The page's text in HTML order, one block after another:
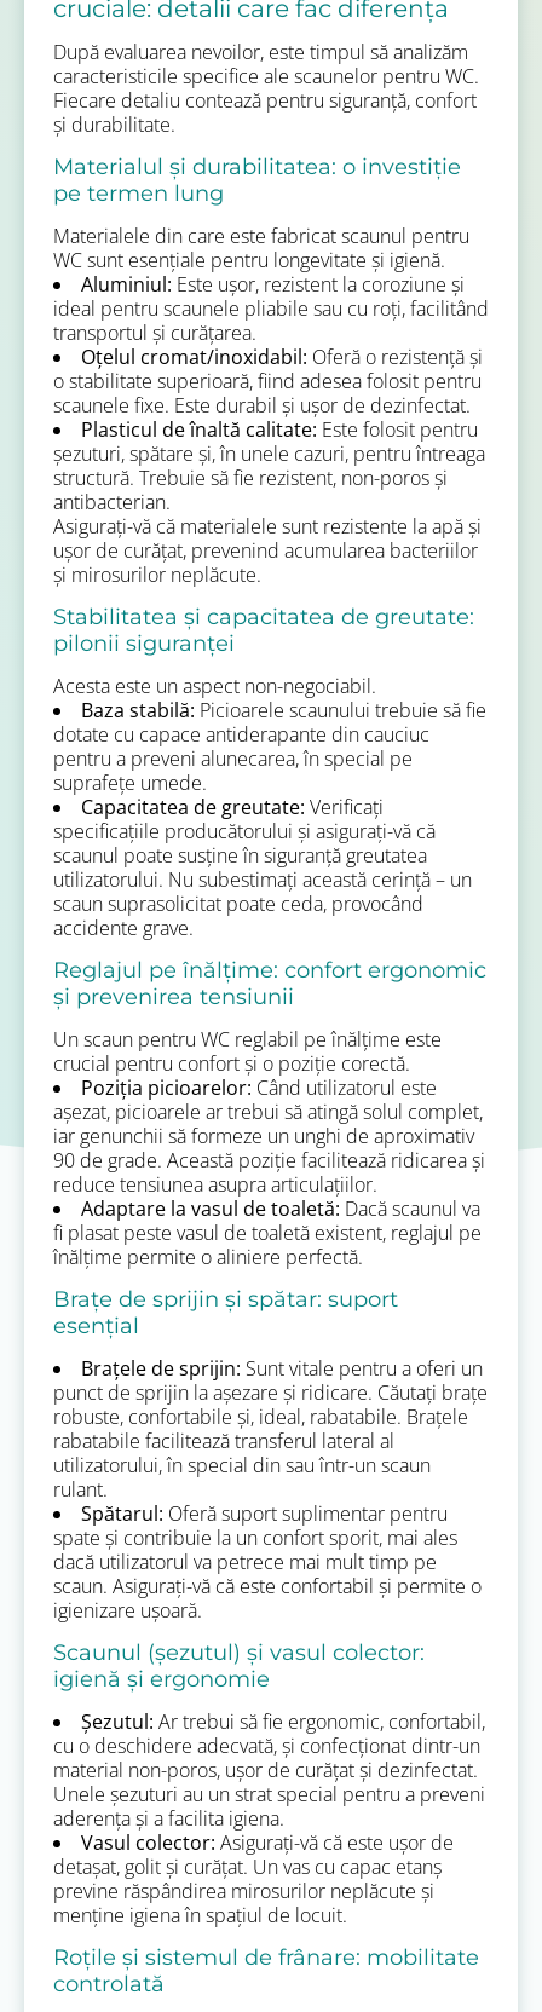
cruciale: detalii care fac diferența
După evaluarea nevoilor, este timpul să analizăm
caracteristicile specifice ale scaunelor pentru WC.
Fiecare detaliu contează pentru siguranță, confort
și durabilitate.
Materialul și durabilitatea: o investiție
pe termen lung
Materialele din care este fabricat scaunul pentru
WC sunt esențiale pentru longevitate și igienă.
Aluminiul: Este ușor, rezistent la coroziune și
ideal pentru scaunele pliabile sau cu roți, facilitând
transportul și curățarea.
Oțelul cromat/inoxidabil: Oferă o rezistență și
o stabilitate superioară, fiind adesea folosit pentru
scaunele fixe. Este durabil și ușor de dezinfectat.
Plasticul de înaltă calitate: Este folosit pentru
șezuturi, spătare și, în unele cazuri, pentru întreaga
structură. Trebuie să fie rezistent, non-poros și
antibacterian.
Asigurați-vă că materialele sunt rezistente la apă și
ușor de curățat, prevenind acumularea bacteriilor
și mirosurilor neplăcute.
Stabilitatea și capacitatea de greutate:
pilonii siguranței
Acesta este un aspect non-negociabil.
Baza stabilă: Picioarele scaunului trebuie să fie
dotate cu capace antiderapante din cauciuc
pentru a preveni alunecarea, în special pe
suprafețe umede.
Capacitatea de greutate: Verificați
specificațiile producătorului și asigurați-vă că
scaunul poate susține în siguranță greutatea
utilizatorului. Nu subestimați această cerință – un
scaun suprasolicitat poate ceda, provocând
accidente grave.
Reglajul pe înălțime: confort ergonomic
și prevenirea tensiunii
Un scaun pentru WC reglabil pe înălțime este
crucial pentru confort și o poziție corectă.
Poziția picioarelor: Când utilizatorul este
așezat, picioarele ar trebui să atingă solul complet,
iar genunchii să formeze un unghi de aproximativ
90 de grade. Această poziție facilitează ridicarea și
reduce tensiunea asupra articulațiilor.
Adaptare la vasul de toaletă: Dacă scaunul va
fi plasat peste vasul de toaletă existent, reglajul pe
înălțime permite o aliniere perfectă.
Brațe de sprijin și spătar: suport
esențial
Brațele de sprijin: Sunt vitale pentru a oferi un
punct de sprijin la așezare și ridicare. Căutați brațe
robuste, confortabile și, ideal, rabatabile. Brațele
rabatabile facilitează transferul lateral al
utilizatorului, în special din sau într-un scaun
rulant.
Spătarul: Oferă suport suplimentar pentru
spate și contribuie la un confort sporit, mai ales
dacă utilizatorul va petrece mai mult timp pe
scaun. Asigurați-vă că este confortabil și permite o
igienizare ușoară.
Scaunul (șezutul) și vasul colector:
igienă și ergonomie
Șezutul: Ar trebui să fie ergonomic, confortabil,
cu o deschidere adecvată, și confecționat dintr-un
material non-poros, ușor de curățat și dezinfectat.
Unele șezuturi au un strat special pentru a preveni
aderența și a facilita igiena.
Vasul colector: Asigurați-vă că este ușor de
detașat, golit și curățat. Un vas cu capac etanș
previne răspândirea mirosurilor neplăcute și
menține igiena în spațiul de locuit.
Roțile și sistemul de frânare: mobilitate
controlată